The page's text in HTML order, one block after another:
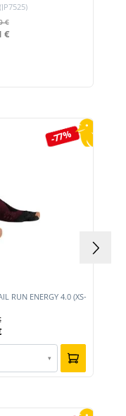
€
€
-77%
RUN ENERGY 4.0 (XS-
▾